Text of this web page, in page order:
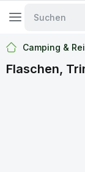
Camping &
Flaschen,